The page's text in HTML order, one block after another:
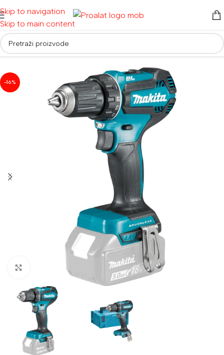
Skip to navigation
Skip to main content
Početna/ Akumulatorski alati
-16%
Povećaj sliku